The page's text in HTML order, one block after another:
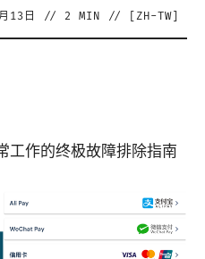
13日 // 2 MIN // [ ZH-TW
工作的终极故障排除指南